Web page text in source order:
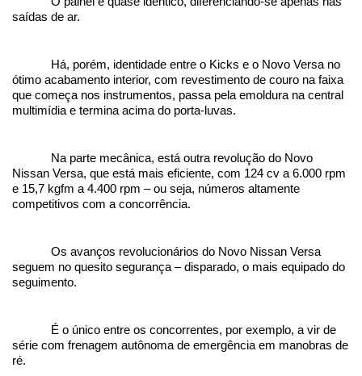
saídas de ar.
Há, porém, identidade entre o Kicks e o Novo Versa no
ótimo acabamento interior, com revestimento de couro na faixa
que começa nos instrumentos, passa pela emoldura na central
multimídia e termina acima do porta-luvas.
Na parte mecânica, está outra revolução do Novo
Nissan Versa, que está mais eficiente, com 124 cv a 6.000 rpm
e 15,7 kgfm a 4.400 rpm – ou seja, números altamente
competitivos com a concorrência.
Os avanços revolucionários do Novo Nissan Versa
seguem no quesito segurança – disparado, o mais equipado do
seguimento.
É o único entre os concorrentes, por exemplo, a vir de
série com frenagem autônoma de emergência em manobras de
ré.